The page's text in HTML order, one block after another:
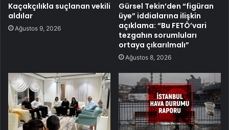
Kaçakçılıkla suçlanan vekili
aldılar
Ağustos 9, 2026
Gürsel Tekin’den “figüran
üye” iddialarına ilişkin
açıklama: “Bu FETÖ’vari
tezgahın sorumluları
ortaya çıkarılmalı”
Ağustos 8, 2026